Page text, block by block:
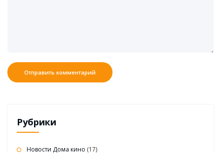
Рубрики
Новости Дома кино (17)